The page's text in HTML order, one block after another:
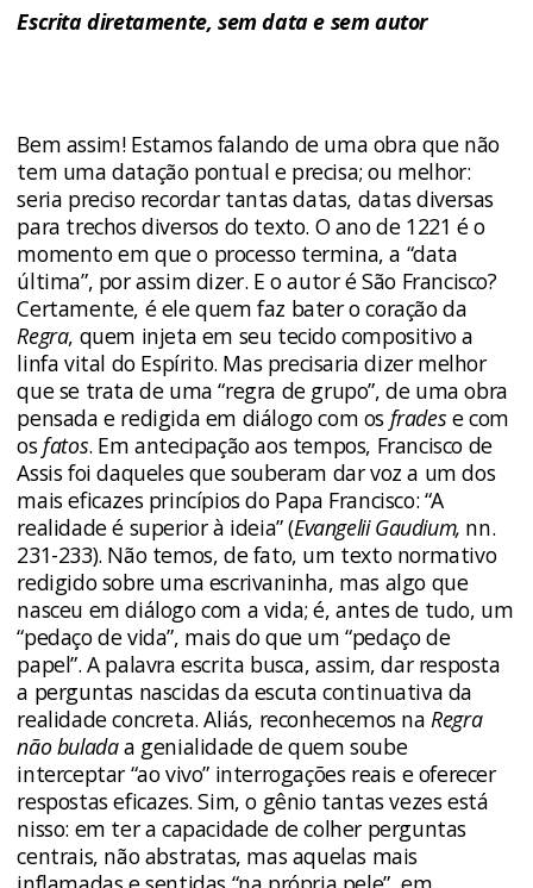
Escrita diretamente, sem data e sem autor
Bem assim! Estamos falando de uma obra que não
tem uma datação pontual e precisa; ou melhor:
seria preciso recordar tantas datas, datas diversas
para trechos diversos do texto. O ano de 1221 é o
momento em que o processo termina, a “data
última”, por assim dizer. E o autor é São Francisco?
Certamente, é ele quem faz bater o coração da
Regra, quem injeta em seu tecido compositivo a
linfa vital do Espírito. Mas precisaria dizer melhor
que se trata de uma “regra de grupo”, de uma obra
pensada e redigida em diálogo com os frades e com
osfatos. Em antecipação aos tempos, Francisco de
Assis foi daqueles que souberam dar voz a um dos
mais eficazes princípios do Papa Francisco: “A
realidade é superior à ideia” (Evangelii Gaudium, nn.
231-233). Não temos, de fato, um texto normativo
redigido sobre uma escrivaninha, mas algo que
nasceu em diálogo com a vida; é, antes de tudo, um
“pedaço de vida”, mais do que um “pedaço de
papel”. A palavra escrita busca, assim, dar resposta
a perguntas nascidas da escuta continuativa da
realidade concreta. Aliás, reconhecemos naRegra
não buladaa genialidade de quem soube
interceptar “ao vivo” interrogações reais e oferecer
respostas eficazes. Sim, o gênio tantas vezes está
nisso: em ter a capacidade de colher perguntas
centrais, não abstratas, mas aquelas mais